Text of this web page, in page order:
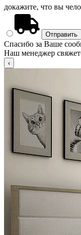
докажите, что вы
Спасибо за Ваше
Наш менеджер